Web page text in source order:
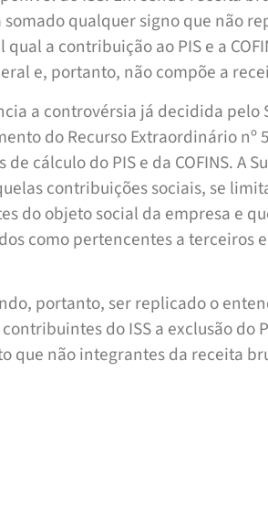
qualquer signo que não
a contribuição ao PIS e a
e, portanto, não compõe a
a controvérsia já decidida pelo
do Recurso Extraordinário
cálculo do PIS e da COFINS. A
contribuições sociais, se
do objeto social da empresa e
como pertencentes a terceiros
portanto, ser replicado o
do ISS a exclusão do
que não integrantes da receita